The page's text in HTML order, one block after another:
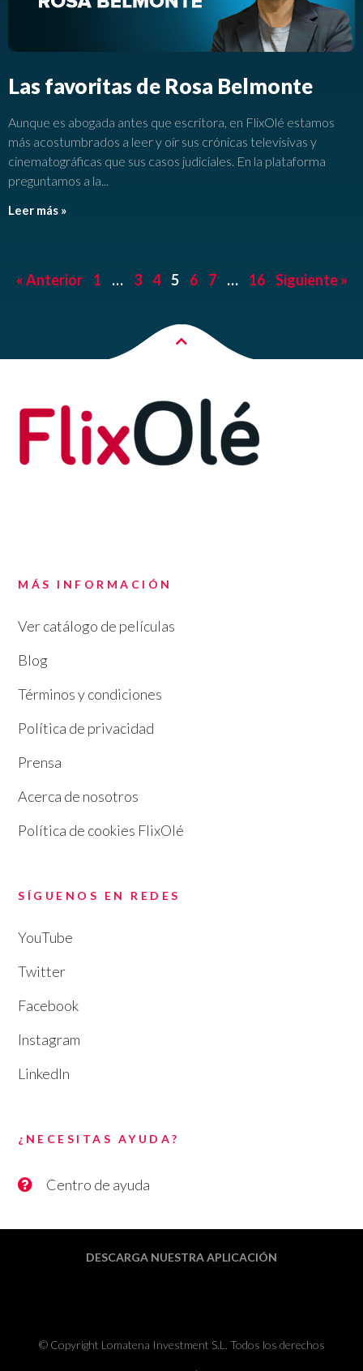
Las favoritas de Rosa Belmonte
Aunque es abogada antes que escritora, en FlixOlé estamos
más acostumbrados a leer y oír sus crónicas televisivas y
cinematográficas que sus casos judiciales. En la plataforma
preguntamos a la
Leer más »
« Anterior 1 … 3 4 5 6 7 … 16 Siguiente »
MÁS INFORMACIÓN
Ver catálogo de películas
Blog
Términos y condiciones
Política de privacidad
Prensa
Acerca de nosotros
Política de cookies FlixOlé
SÍGUENOS EN REDES
YouTube
Twitter
Facebook
Instagram
LinkedIn
¿NECESITAS AYUDA?
Centro de ayuda
DESCARGA NUESTRA APLICACIÓN
© Copyright Lomatena Investment S.L. Todos los derechos